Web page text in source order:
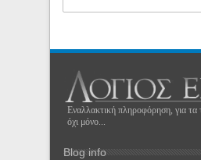
Εναλλακτική πληροφόρηση, για τα
όχι μόνο...
Blog info